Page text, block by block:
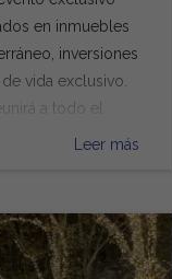
en inmuebles
inversiones
vida exclusivo.
a todo el
de vida en el
que deseen
Mallorca. Mallorca
y Home-
Leer más